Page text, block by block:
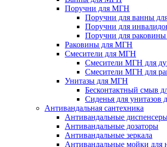
Поручни для МГН
Поручни для ванны
Поручни для
Поручни для раковины
Раковины для МГН
Смесители для МГН
Смесители МГН для
Смесители МГН для
Унитазы для МГН
Бесконтактный смыв
Сиденья для унитазов
Антивандальная сантехника
Антивандальные
Антивандальные дозаторы
Антивандальные зеркала
Антивандальные мойки для